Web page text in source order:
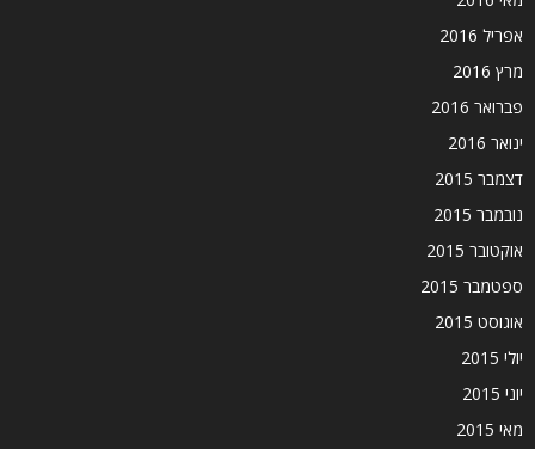
אפריל 2016
מרץ 2016
פברואר 2016
ינואר 2016
דצמבר 2015
נובמבר 2015
אוקטובר 2015
ספטמבר 2015
אוגוסט 2015
יולי 2015
יוני 2015
מאי 2015